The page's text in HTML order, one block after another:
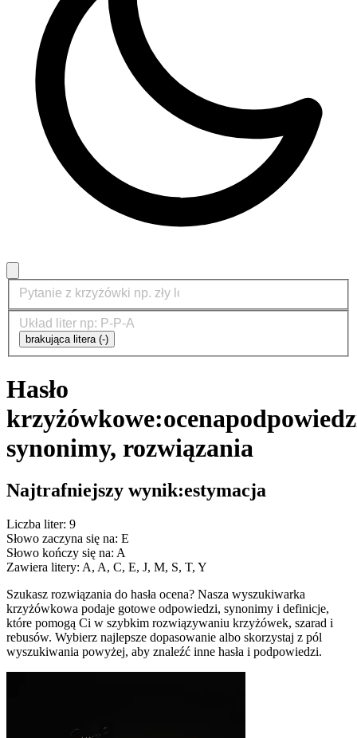
brakująca litera (-)
Hasło
krzyżówkowe:ocena
synonimy, rozwiązania
Najtrafniejszy wynik:estymacja
Liczba liter: 9
Słowo zaczyna się na: E
Słowo kończy się na: A
Zawiera litery: A, A, C, E, J, M, S, T, Y
Szukasz rozwiązania do hasła ocena? Nasza wyszukiwarka
krzyżówkowa podaje gotowe odpowiedzi, synonimy i definicje,
które pomogą Ci w szybkim rozwiązywaniu krzyżówek, szarad i
rebusów. Wybierz najlepsze dopasowanie albo skorzystaj z pól
wyszukiwania powyżej, aby znaleźć inne hasła i podpowiedzi.